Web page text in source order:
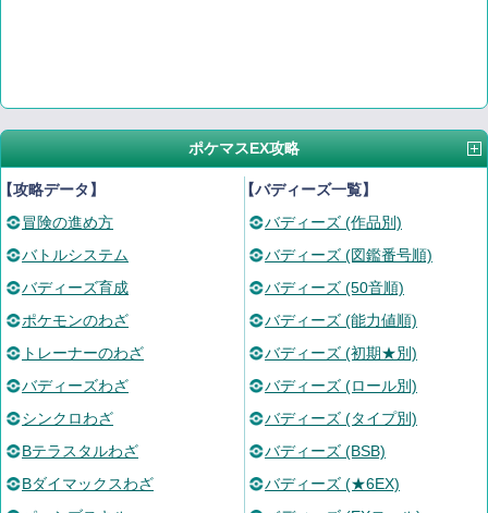
ポケマスEX攻略
攻略データ】
冒険の進め方
バトルシステム
バディーズ育成
ポケモンのわざ
トレーナーのわざ
バディーズわざ
シンクロわざ
Bテラスタルわざ
Bダイマックスわざ
【バディーズ一覧】
バディーズ (作品別)
バディーズ (図鑑番号順)
バディーズ (50音順)
バディーズ (能力値順)
バディーズ (初期★別)
バディーズ (ロール別)
バディーズ (タイプ別)
バディーズ (BSB)
バディーズ (★6EX)